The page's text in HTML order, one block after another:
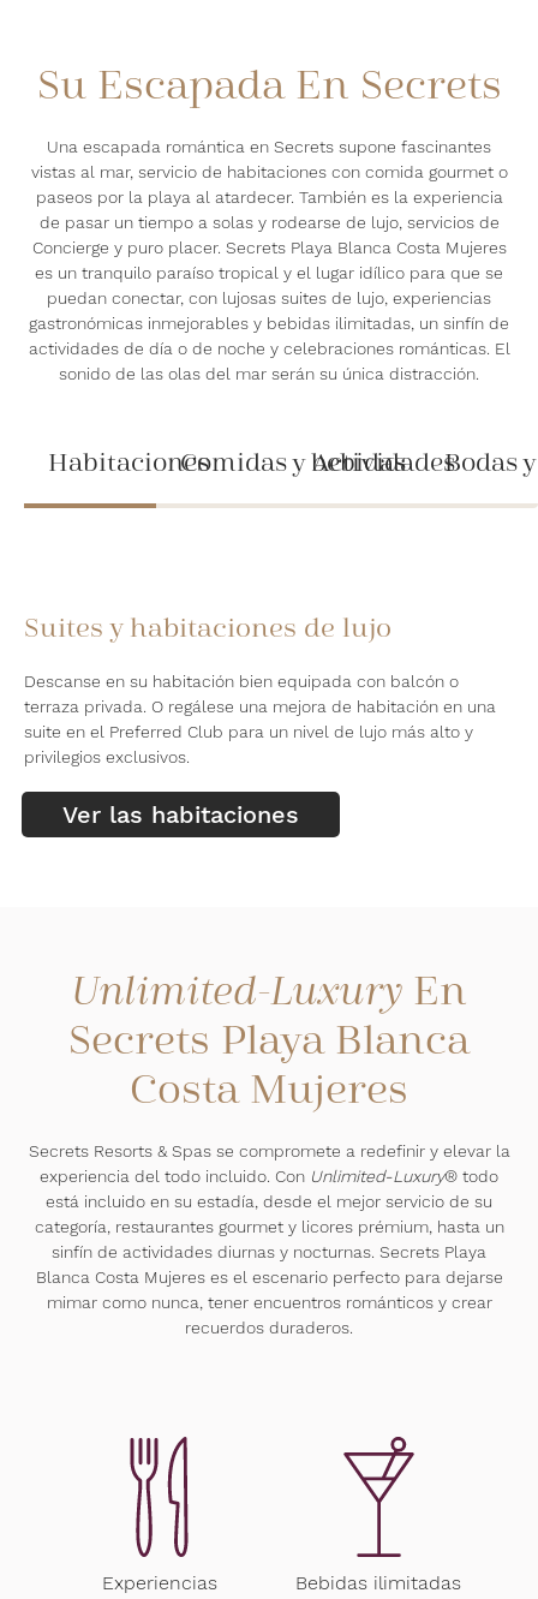
Su Escapada En Secrets
Una escapada romántica en Secrets supone fascinantes
vistas al mar, servicio de habitaciones con comida gourmet o
paseos por la playa al atardecer. También es la experiencia
de pasar un tiempo a solas y rodearse de lujo, servicios de
Concierge y puro placer. Secrets Playa Blanca Costa Mujeres
es un tranquilo paraíso tropical y el lugar idílico para que se
puedan conectar, con lujosas suites de lujo, experiencias
gastronómicas inmejorables y bebidas ilimitadas, un sinfín de
actividades de día o de noche y celebraciones románticas. El
sonido de las olas del mar serán su única distracción.
HabitacionesComidas y bebidas
ActividadesBodas
Suites y habitaciones de lujo
Descanse en su habitación bien equipada con balcón o
terraza privada. O regálese una mejora de habitación en una
suite en el Preferred Club para un nivel de lujo más alto y
privilegios exclusivos.
Ver las habitaciones
Unlimited-Luxury En
Secrets Playa Blanca
Costa Mujeres
Secrets Resorts & Spas se compromete a redefinir y elevar la
experiencia del todo incluido. Con Unlimited-Luxury® todo
está incluido en su estadía, desde el mejor servicio de su
categoría, restaurantes gourmet y licores prémium, hasta un
sinfín de actividades diurnas y nocturnas. Secrets Playa
Blanca Costa Mujeres es el escenario perfecto para dejarse
mimar como nunca, tener encuentros románticos y crear
recuerdos duraderos.
Experiencias
Bebidas ilimitadas